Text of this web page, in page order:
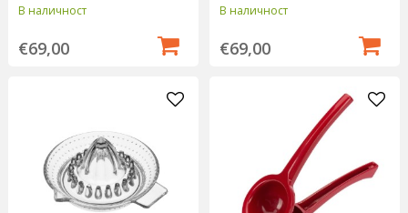
В наличност
€69,00
В наличност
€69,00